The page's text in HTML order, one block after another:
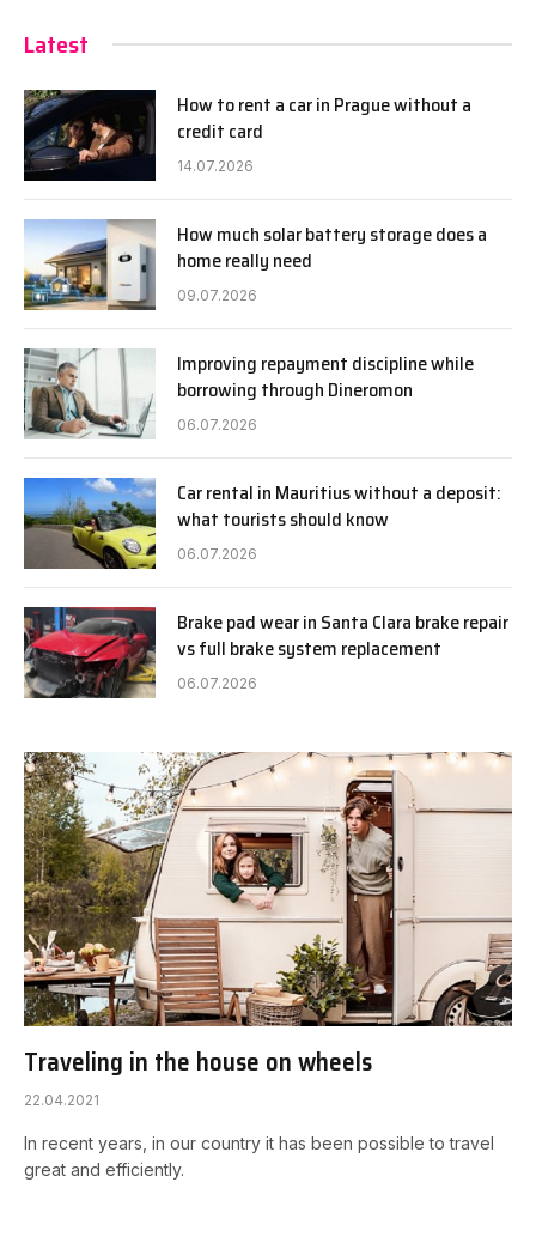
Latest
How to rent a car in Prague without a
credit card
14.07.2026
How much solar battery storage does a
home really need
09.07.2026
Improving repayment discipline while
borrowing through Dineromon
06.07.2026
Car rental in Mauritius without a deposit:
what tourists should know
06.07.2026
Brake pad wear in Santa Clara brake repair
vs full brake system replacement
06.07.2026
Traveling in the house on wheels
22.04.2021
In recent years, in our country it has been possible to travel
great and efficiently.